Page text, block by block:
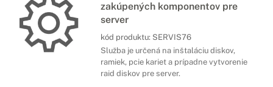
zakúpených komponentov pre
server
kód produktu: SERVIS76
Služba je určená na inštaláciu diskov,
ramiek, pcie kariet a prípadne vytvorenie
raid diskov pre server.